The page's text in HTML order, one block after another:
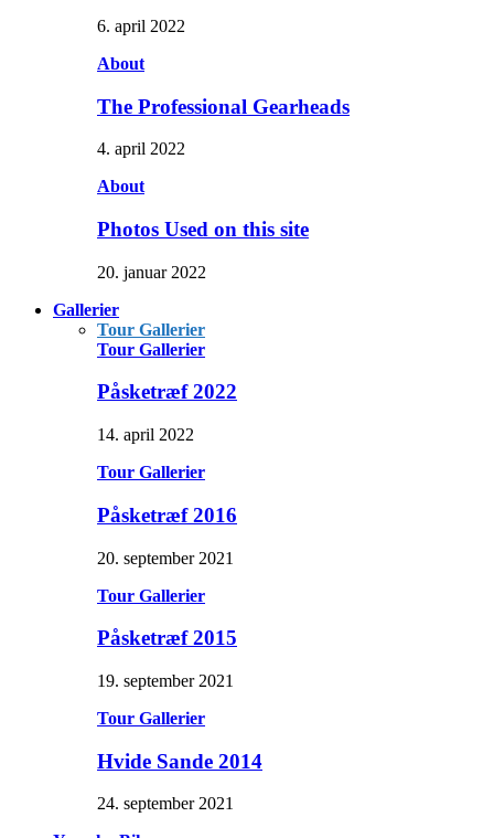
6. april 2022
About
The Professional Gearheads
4. april 2022
About
Photos Used on this site
20. januar 2022
Gallerier
Tour Gallerier
Tour Gallerier
Påsketræf 2022
14. april 2022
Tour Gallerier
Påsketræf 2016
20. september 2021
Tour Gallerier
Påsketræf 2015
19. september 2021
Tour Gallerier
Hvide Sande 2014
24. september 2021